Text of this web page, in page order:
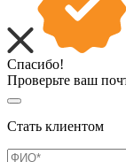
Спасибо!
Проверьте ваш
Стать клиентом